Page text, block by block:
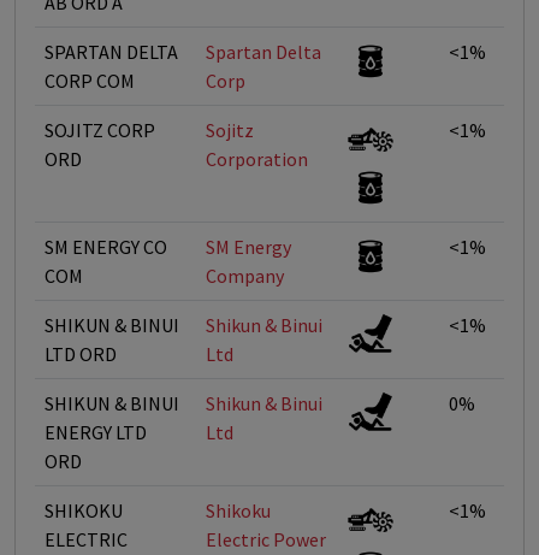
SPARTAN DELTA
CORP COM
Spartan Delta
Corp
<1%
SOJITZ CORP
ORD
Sojitz
Corporation
<1%
SM ENERGY CO
COM
SM Energy
Company
<1%
SHIKUN & BINUI
LTD ORD
Shikun & Binui
Ltd
<1%
SHIKUN & BINUI
ENERGY LTD
ORD
Shikun & Binui
Ltd
0%
SHIKOKU
ELECTRIC
Shikoku
Electric Power
<1%